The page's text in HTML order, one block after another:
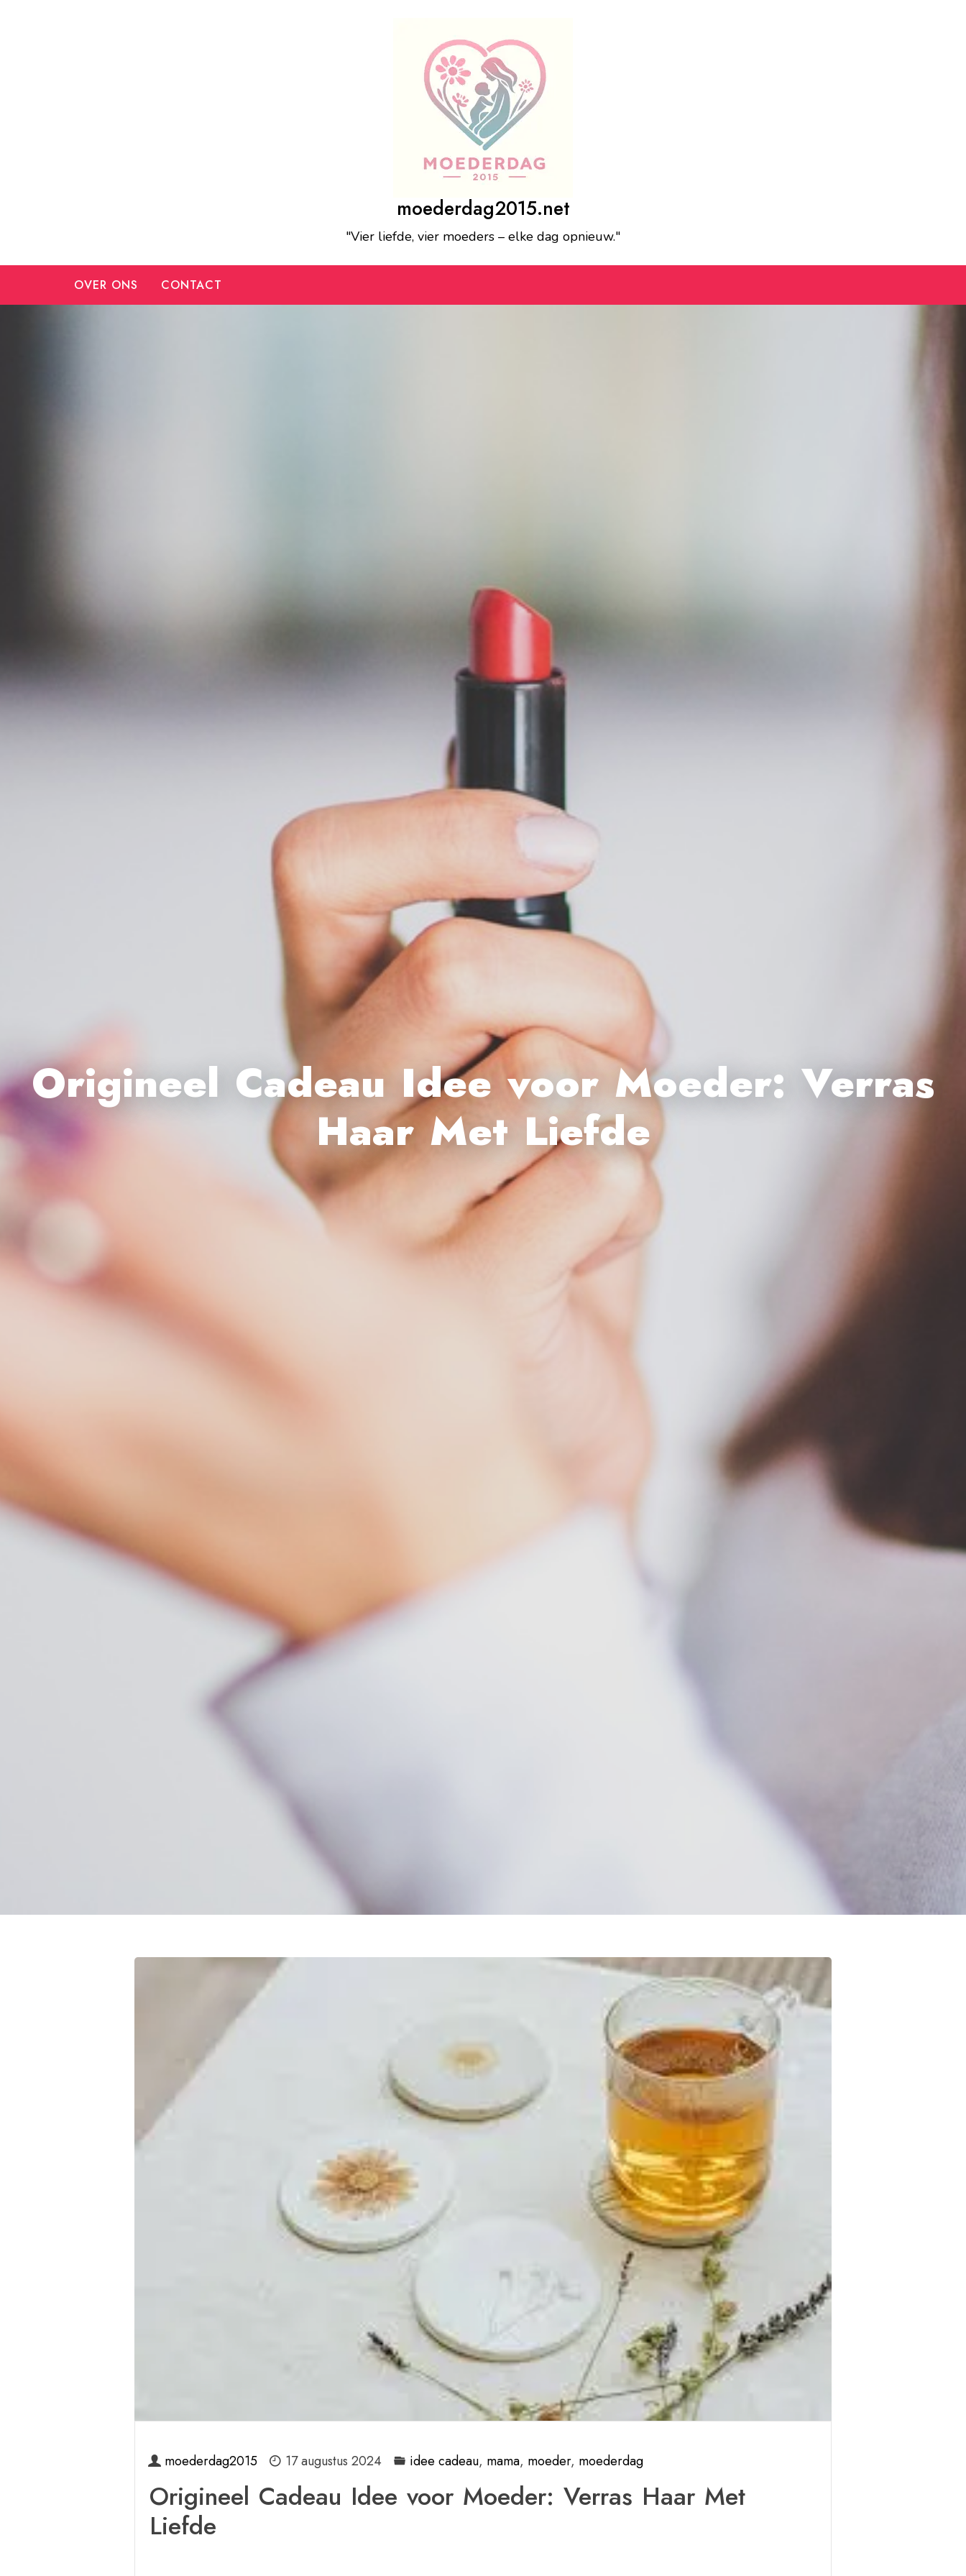
moederdag2015.net
"Vier liefde, vier moeders – elke dag opnieuw."
OVER ONS CONTACT
Origineel Cadeau Idee voor Moeder: Verras
Haar Met Liefde
moederdag2015 17 augustus 2024 idee cadeau, mama, moeder, moederdag
Origineel Cadeau Idee voor Moeder: Verras Haar Met
Liefde